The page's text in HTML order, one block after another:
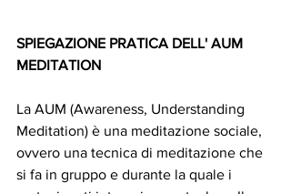
SPIEGAZIONE PRATICA DELL' AUM
MEDITATION
La AUM (Awareness, Understanding
Meditation) è una meditazione sociale,
ovvero una tecnica di meditazione che
si fa in gruppo e durante la quale i